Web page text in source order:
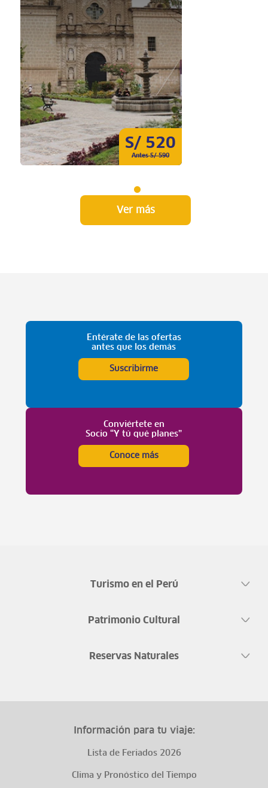
S/ 520
Antes S/ 590
Ver más
Entérate de las ofertas
antes que los demás
Suscribirme
Conviértete en
Socio “Y tú qué planes”
Conoce más
Turismo en el Perú
Patrimonio Cultural
Reservas Naturales
Información para tu viaje:
Lista de Feriados 2026
Clima y Pronóstico del Tiempo